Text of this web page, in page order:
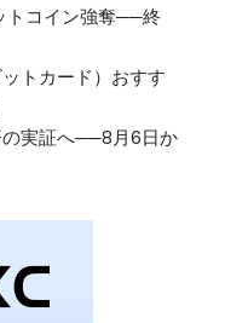
トコイン強奪──終
トカード）おすす
の実証へ──8月6日か